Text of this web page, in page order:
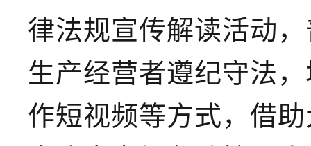
律法规宣传解读活动
生产经营者遵纪守法
作短视频等方式，借